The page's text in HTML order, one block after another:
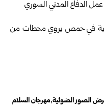
الصور الضوئية مهرجان السلام